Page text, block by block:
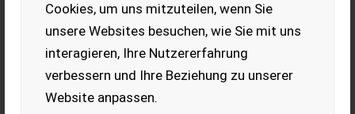
Cookies, um uns mitzuteilen, wenn Sie
unsere Websites besuchen, wie Sie mit uns
interagieren, Ihre Nutzererfahrung
verbessern und Ihre Beziehung zu unserer
Website anpassen.
Ladeort
Ort